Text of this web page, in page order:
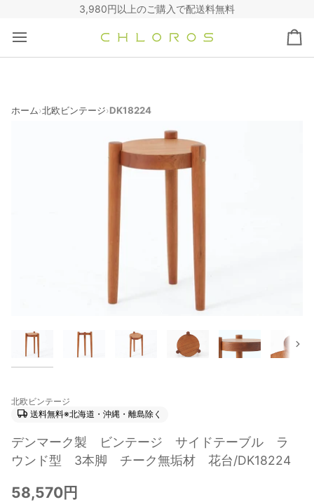
3,980円以上のご購入で配送料無料
カ
ー
ホーム›北欧ビンテージ›DK18224
次
北欧ビンテージ
送料無料※北海道・沖縄・離島除く
デンマーク製 ビンテージ サイドテーブル ラ
ウンド型 3本脚 チーク無垢材 花台/DK18224
58,570円